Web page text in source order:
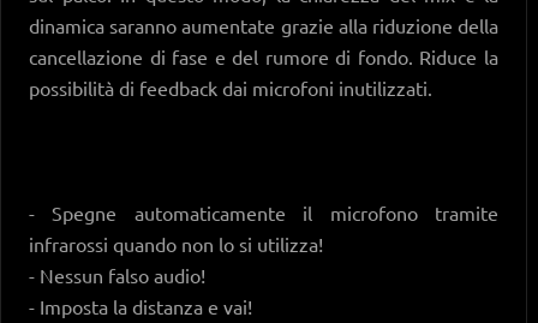
dinamica saranno aumentate grazie alla riduzione della
cancellazione di fase e del rumore di fondo. Riduce la
possibilità di feedback dai microfoni inutilizzati.
- Spegne automaticamente il microfono tramite
infrarossi quando non lo si utilizza!
- Nessun falso audio!
- Imposta la distanza e vai!